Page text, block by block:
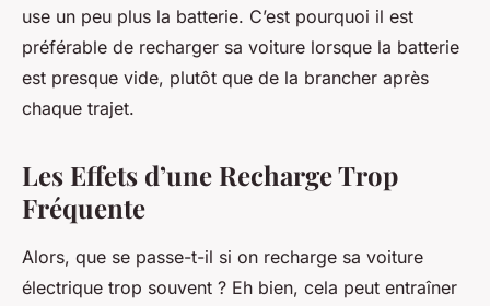
use un peu plus la batterie. C’est pourquoi il est
préférable de recharger sa voiture lorsque la batterie
est presque vide, plutôt que de la brancher après
chaque trajet.
Les Effets d’une Recharge Trop
Fréquente
Alors, que se passe-t-il si on recharge sa voiture
électrique trop souvent ? Eh bien, cela peut entraîner